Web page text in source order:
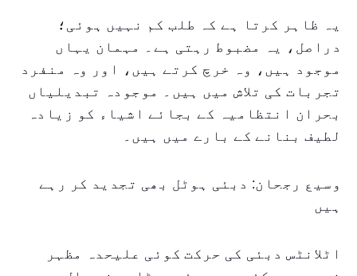
یہ ظاہر کرتا ہے کہ طلب کم نہیں ہوئی؛
دراصل، یہ مضبوط رہتی ہے۔ مہمان یہاں
موجود ہیں، وہ خرچ کرتے ہیں، اور وہ منفرد
تجربات کی تلاش میں ہیں۔ موجودہ تبدیلیاں
بحران انتظامیہ کے بجائے اشیاء کو زیادہ
لطیف بنانے کے بارے میں ہیں۔
وسیع رجحان: دبئی ہوٹل بھی تجدید کر رہے
ہیں
اٹلانٹس دبئی کی حرکت کوئی علیحدہ مظہر